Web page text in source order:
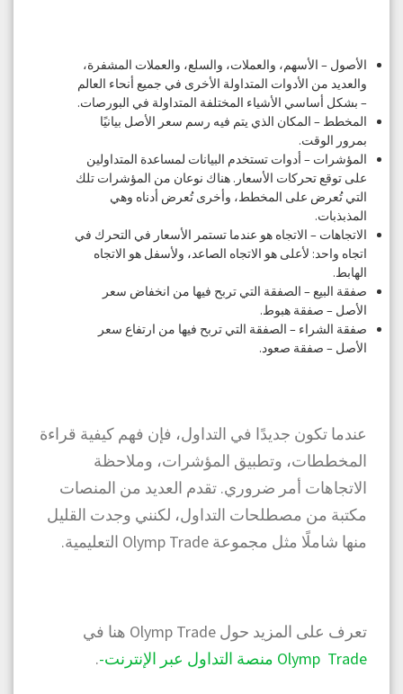
الأصول – الأسهم، والعملات، والسلع، والعملات المشفرة،
والعديد من الأدوات المتداولة الأخرى في جميع أنحاء العالم
– بشكل أساسي الأشياء المختلفة المتداولة في البورصات.
المخطط – المكان الذي يتم فيه رسم سعر الأصل بيانيًا
بمرور الوقت.
المؤشرات – أدوات تستخدم البيانات لمساعدة المتداولين
على توقع تحركات الأسعار. هناك نوعان من المؤشرات تلك
التي تُعرض على المخطط، وأخرى تُعرض أدناه وهي
المذبذبات.
الاتجاهات – الاتجاه هو عندما تستمر الأسعار في التحرك في
اتجاه واحد: لأعلى هو الاتجاه الصاعد، ولأسفل هو الاتجاه
الهابط.
صفقة البيع – الصفقة التي تربح فيها من انخفاض سعر
الأصل – صفقة هبوط.
صفقة الشراء – الصفقة التي تربح فيها من ارتفاع سعر
الأصل – صفقة صعود.
عندما تكون جديدًا في التداول، فإن فهم كيفية قراءة
المخططات، وتطبيق المؤشرات، وملاحظة
الاتجاهات أمر ضروري. تقدم العديد من المنصات
مكتبة من مصطلحات التداول، لكنني وجدت القليل
منها شاملًا مثل مجموعة Olymp Trade التعليمية.
تعرف على المزيد حول Olymp Trade هنا في
Olymp Trade منصة التداول عبر الإنترنت-
.